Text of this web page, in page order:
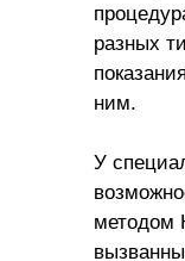
разных
ним.
У
методом